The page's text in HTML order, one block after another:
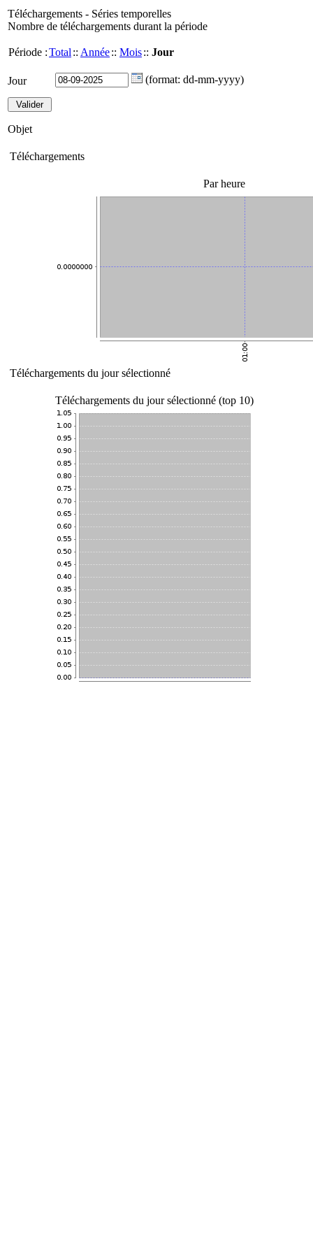
Téléchargements - Séries temporelles
Nombre de téléchargements durant la période
Période :Total :: Année:: Mois:: Jour
Jour (format: dd-mm-yyyy)
Objet
Téléchargements
Par heure
Téléchargements du jour sélectionné
Téléchargements du jour sélectionné (top 10)